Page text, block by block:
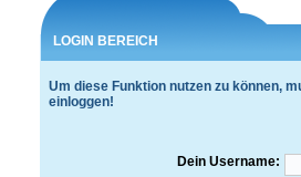
LOGIN BEREICH
Um diese Funktion nutzen zu können,
einloggen!
Dein Username: